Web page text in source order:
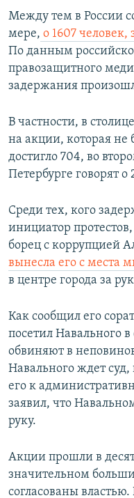
Между тем в России
мере, о 1607
По данным
правозащитного
задержания
В частности, в
на акции, которая не
достигло 704, во
Петербурге говорят
Среди тех, кого
инициатор
борец с коррупцией
вынесла его с места
в центре города за
Как сообщил его
посетил Навального
обвиняют в
Навального ждет
его к
заявил, что
руку.
Акции прошли в
значительном
согласованы